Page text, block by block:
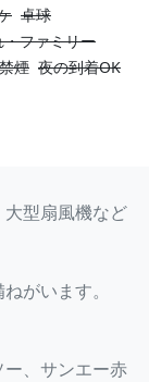
卓球
・ファミリー
煙 夜の到着OK
型扇風機など
がいます。
、サンエー赤